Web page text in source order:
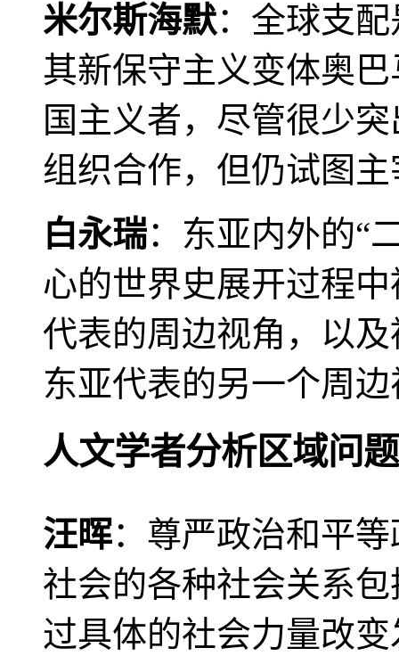
米尔斯海默：全球支
其新保守主义变体奥
国主义者，尽管很少
组织合作，但仍试图
白永瑞：东亚内外的“
心的世界史展开过程
代表的周边视角，以
东亚代表的另一个周
人文学者分析区域问题
汪晖：尊严政治和平
社会的各种社会关系
过具体的社会力量改